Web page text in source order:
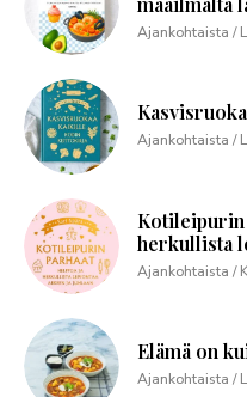
Ajankohtaista /
Ajankohtaista /
Kotileipurin
herkullista
Ajankohtaista /
Elämä on
Ajankohtaista /